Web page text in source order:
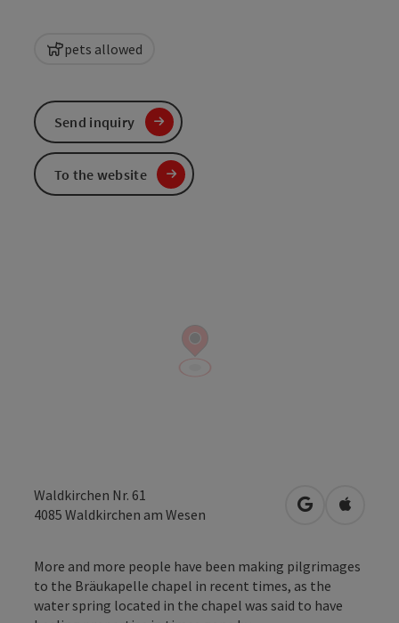
pets allowed
Waldkirchen Nr. 61
4085 Waldkirchen am Wesen open inOpen in
More and more people have been making pilgrimages
to the Bräukapelle chapel in recent times, as the
water spring located in the chapel was said to have
Send inquiry
To the website